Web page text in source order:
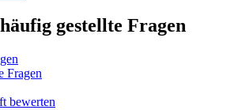
gestellte Fragen
Fragen
bewerten